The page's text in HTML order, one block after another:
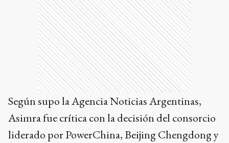
Según supo la Agencia Noticias Argentinas,
Asimra fue crítica con la decisión del consorcio
liderado por PowerChina, Beijing Chengdong y